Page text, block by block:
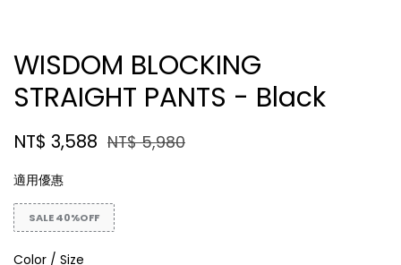
WISDOM BLOCKING
STRAIGHT PANTS - Black
NT$ 3,588 NT$ 5,980
適用優惠
SALE 40%OFF
Color / Size